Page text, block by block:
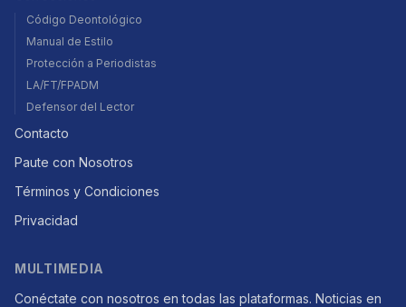
Código Deontológico
Manual de Estilo
Protección a Periodistas
LA/FT/FPADM
Defensor del Lector
Contacto
Paute con Nosotros
Términos y Condiciones
Privacidad
MULTIMEDIA
Conéctate con nosotros en todas las plataformas. Noticias en